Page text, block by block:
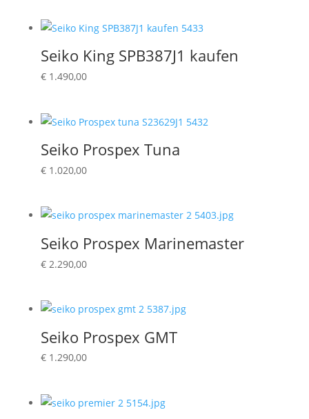
Seiko King SPB387J1 kaufen
€1.490,00
Seiko Prospex Tuna
€1.020,00
Seiko Prospex Marinemaster
€2.290,00
Seiko Prospex GMT
€1.290,00